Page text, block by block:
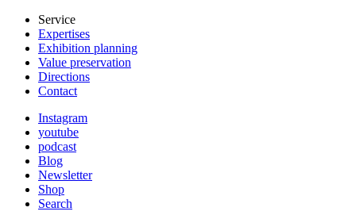
Service
Expertises
Exhibition planning
Value preservation
Directions
Contact
Instagram
youtube
podcast
Blog
Newsletter
Shop
Search